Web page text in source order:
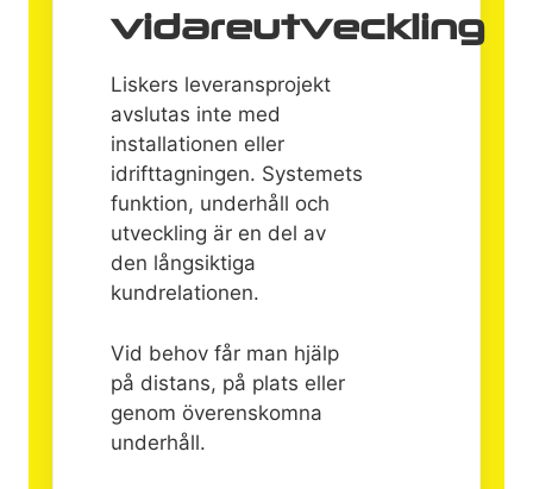
vidareutveckling
Liskers leveransprojekt
avslutas inte med
installationen eller
idrifttagningen. Systemets
funktion, underhåll och
utveckling är en del av
den långsiktiga
kundrelationen.
Vid behov får man hjälp
på distans, på plats eller
genom överenskomna
underhåll.